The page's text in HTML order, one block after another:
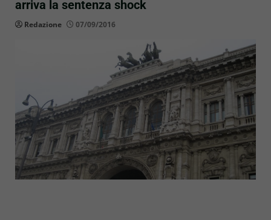
arriva la sentenza shock
Redazione 07/09/2016